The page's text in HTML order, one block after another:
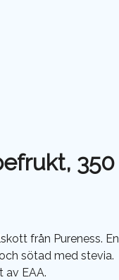
350
från Pureness. En
sötad med stevia.
EAA.